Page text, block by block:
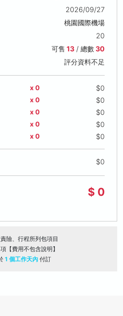
2026/09/27
桃園國際機場
20
可售 13/ 總數30
評分資料不足
x 0 $0
x 0 $0
x 0 $0
x 0 $0
x 0 $0
$0
$ 0
險、行程所列包項目
【費用不包含說明】
1 個工作天內 付訂